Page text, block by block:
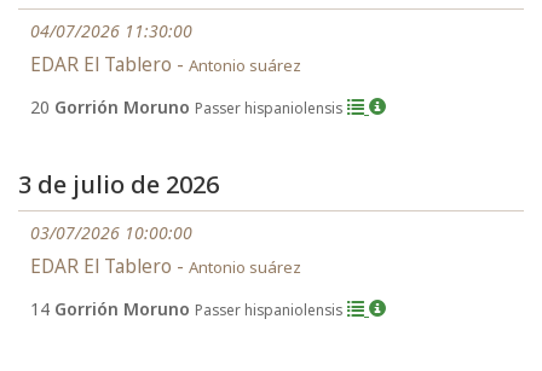
04/07/2026 11:30:00
EDAR El Tablero - Antonio suárez
20 Gorrión Moruno Passer hispaniolensis
3 de julio de 2026
03/07/2026 10:00:00
EDAR El Tablero - Antonio suárez
14 Gorrión Moruno Passer hispaniolensis